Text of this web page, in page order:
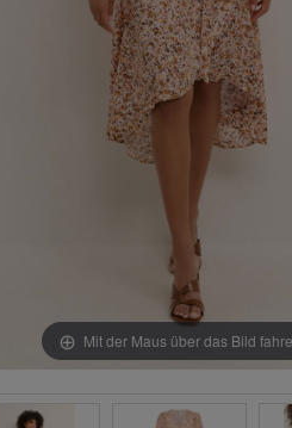
Mit der Maus über das Bild